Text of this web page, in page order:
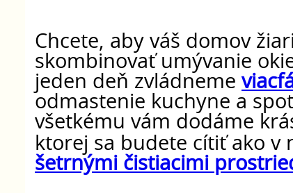
Chcete, aby váš domov
skombinovať umývanie
jeden deň zvládneme
odmastenie kuchyne a
všetkému vám dodáme
ktorej sa budete cítiť ako v
šetrnými čistiacimi